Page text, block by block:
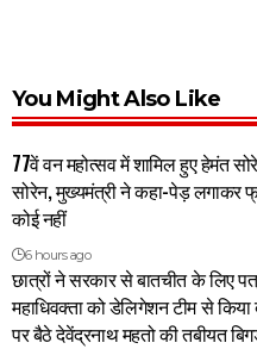
You Might Also Like
77वें वन महोत्सव में शामिल हुए हेमंत
सोरेन, मुख्यमंत्री ने कहा-पेड़ लगाकर
कोई नहीं
6 hours ago
छात्रों ने सरकार से बातचीत के लिए
महाधिवक्ता को डेलिगेशन टीम से
पर बैठे देवेंद्रनाथ महतो की तबीयत